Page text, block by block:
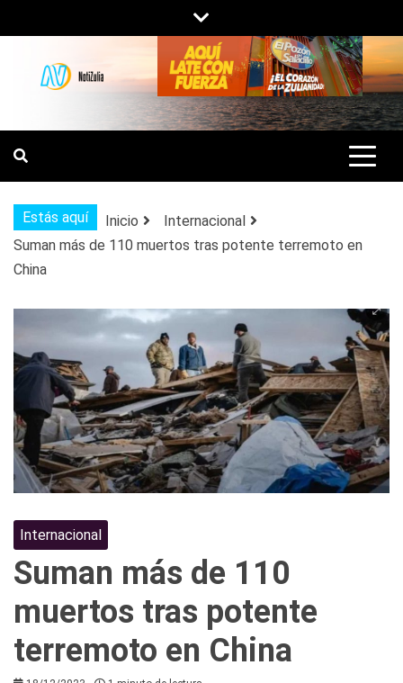
al
contenido
NOTIZULIA
NOTICIAS DEL ZULIA, VENEZUELA Y
DE INTERÉS GENERAL.
Estás aquí Inicio
Internacional
Suman más de 110 muertos tras potente terremoto en
China
Internacional
Suman más de 110
muertos tras potente
terremoto en China